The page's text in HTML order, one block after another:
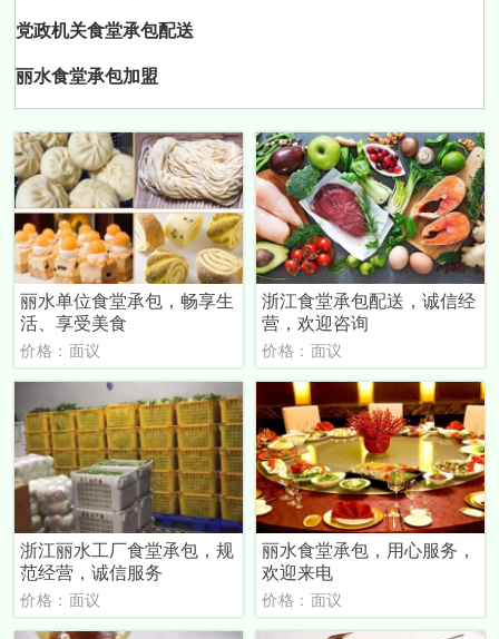
党政机关食堂承包配送
丽水食堂承包加盟
丽水单位食堂承包，畅享生
活、享受美食
价格：面议
浙江食堂承包配送，诚信经
营，欢迎咨询
价格：面议
浙江丽水工厂食堂承包，规
范经营，诚信服务
价格：面议
丽水食堂承包，用心服务，
欢迎来电
价格：面议